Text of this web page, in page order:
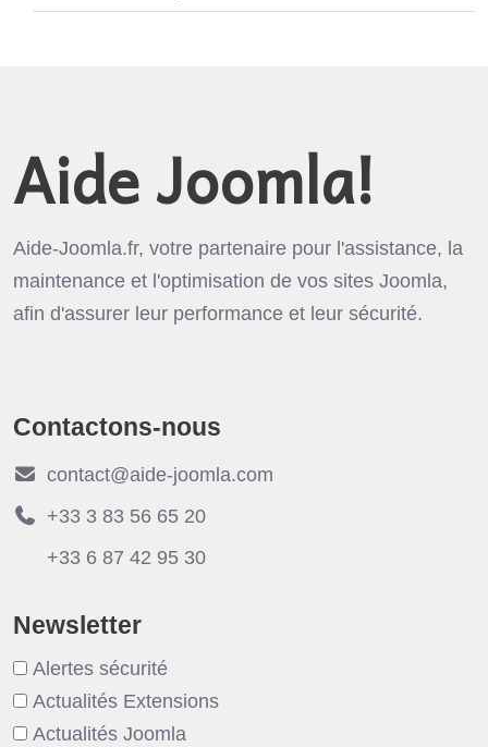
Aide Joomla!
Aide-Joomla.fr, votre partenaire pour l'assistance, la
maintenance et l'optimisation de vos sites Joomla,
afin d'assurer leur performance et leur sécurité.
Contactons-nous
contact@aide-joomla.com
+33 3 83 56 65 20
+33 6 87 42 95 30
Newsletter
Alertes sécurité
Actualités Extensions
Actualités Joomla